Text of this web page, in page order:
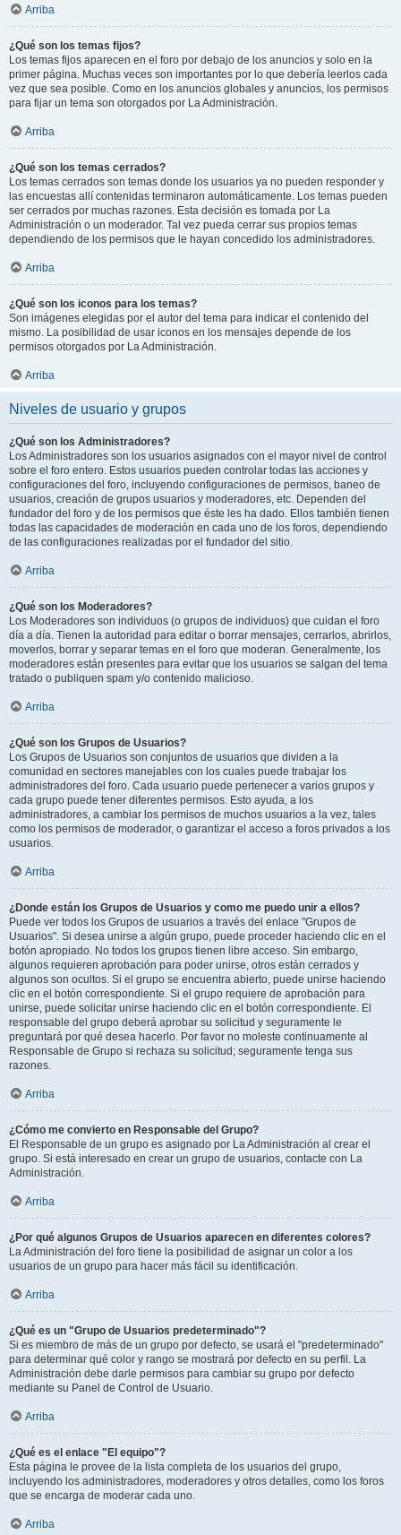
Arriba
¿Qué son los temas fijos?
Los temas fijos aparecen en el foro por debajo de los anuncios y solo en la
primer página. Muchas veces son importantes por lo que debería leerlos cada
vez que sea posible. Como en los anuncios globales y anuncios, los permisos
para fijar un tema son otorgados por La Administración.
Arriba
¿Qué son los temas cerrados?
Los temas cerrados son temas donde los usuarios ya no pueden responder y
las encuestas allí contenidas terminaron automáticamente. Los temas pueden
ser cerrados por muchas razones. Esta decisión es tomada por La
Administración o un moderador. Tal vez pueda cerrar sus propios temas
dependiendo de los permisos que le hayan concedido los administradores.
Arriba
¿Qué son los iconos para los temas?
Son imágenes elegidas por el autor del tema para indicar el contenido del
mismo. La posibilidad de usar iconos en los mensajes depende de los
permisos otorgados por La Administración.
Arriba
Niveles de usuario y grupos
¿Qué son los Administradores?
Los Administradores son los usuarios asignados con el mayor nivel de control
sobre el foro entero. Estos usuarios pueden controlar todas las acciones y
configuraciones del foro, incluyendo configuraciones de permisos, baneo de
usuarios, creación de grupos usuarios y moderadores, etc. Dependen del
fundador del foro y de los permisos que éste les ha dado. Ellos también tienen
todas las capacidades de moderación en cada uno de los foros, dependiendo
de las configuraciones realizadas por el fundador del sitio.
Arriba
¿Qué son los Moderadores?
Los Moderadores son individuos (o grupos de individuos) que cuidan el foro
día a día. Tienen la autoridad para editar o borrar mensajes, cerrarlos, abrirlos,
moverlos, borrar y separar temas en el foro que moderan. Generalmente, los
moderadores están presentes para evitar que los usuarios se salgan del tema
tratado o publiquen spam y/o contenido malicioso.
Arriba
¿Qué son los Grupos de Usuarios?
Los Grupos de Usuarios son conjuntos de usuarios que dividen a la
comunidad en sectores manejables con los cuales puede trabajar los
administradores del foro. Cada usuario puede pertenecer a varios grupos y
cada grupo puede tener diferentes permisos. Esto ayuda, a los
administradores, a cambiar los permisos de muchos usuarios a la vez, tales
como los permisos de moderador, o garantizar el acceso a foros privados a los
usuarios.
Arriba
¿Donde están los Grupos de Usuarios y como me puedo unir a ellos?
Puede ver todos los Grupos de usuarios a través del enlace "Grupos de
Usuarios". Si desea unirse a algún grupo, puede proceder haciendo clic en el
botón apropiado. No todos los grupos tienen libre acceso. Sin embargo,
algunos requieren aprobación para poder unirse, otros están cerrados y
algunos son ocultos. Si el grupo se encuentra abierto, puede unirse haciendo
clic en el botón correspondiente. Si el grupo requiere de aprobación para
unirse, puede solicitar unirse haciendo clic en el botón correspondiente. El
responsable del grupo deberá aprobar su solicitud y seguramente le
preguntará por qué desea hacerlo. Por favor no moleste continuamente al
Responsable de Grupo si rechaza su solicitud; seguramente tenga sus
razones.
Arriba
¿Cómo me convierto en Responsable del Grupo?
El Responsable de un grupo es asignado por La Administración al crear el
grupo. Si está interesado en crear un grupo de usuarios, contacte con La
Administración.
Arriba
¿Por qué algunos Grupos de Usuarios aparecen en diferentes colores?
La Administración del foro tiene la posibilidad de asignar un color a los
usuarios de un grupo para hacer más fácil su identificación.
Arriba
¿Qué es un "Grupo de Usuarios predeterminado"?
Si es miembro de más de un grupo por defecto, se usará el "predeterminado"
para determinar qué color y rango se mostrará por defecto en su perfil. La
Administración debe darle permisos para cambiar su grupo por defecto
mediante su Panel de Control de Usuario.
Arriba
¿Qué es el enlace "El equipo"?
Esta página le provee de la lista completa de los usuarios del grupo,
incluyendo los administradores, moderadores y otros detalles, como los foros
que se encarga de moderar cada uno.
Arriba